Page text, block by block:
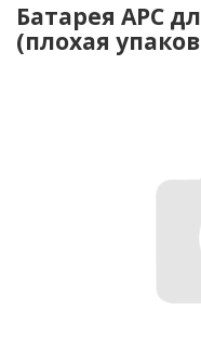
Батарея APC
(плохая